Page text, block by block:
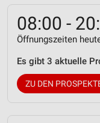
08:00 -
Öffnungszeiten
Es gibt 3 aktuelle
ZU DEN